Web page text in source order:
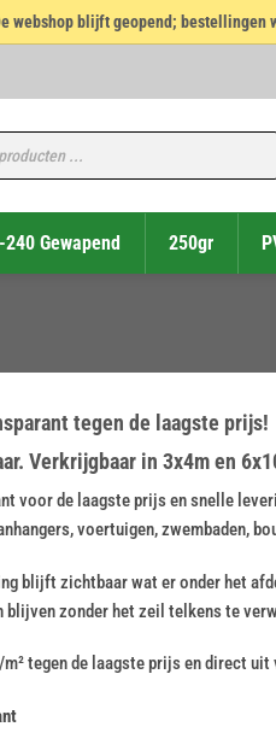
webshop blijft geopend; bestellingen
Gewapend 250gr
tegen de laagste prijs!
Verkrijgbaar in 3x4m en
voor de laagste prijs en snelle
voertuigen, zwembaden,
blijft zichtbaar wat er onder het
blijven zonder het zeil telkens te
tegen de laagste prijs en direct